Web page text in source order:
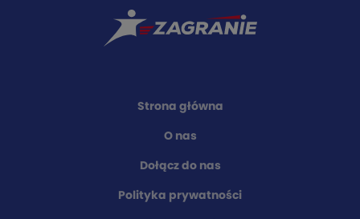
Strona główna
O nas
Dołącz do nas
Polityka prywatności